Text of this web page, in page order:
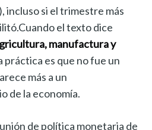
si el trimestre más
el texto dice
manufactura y
práctica es que no fue un
más a un
de la economía.
de política monetaria de